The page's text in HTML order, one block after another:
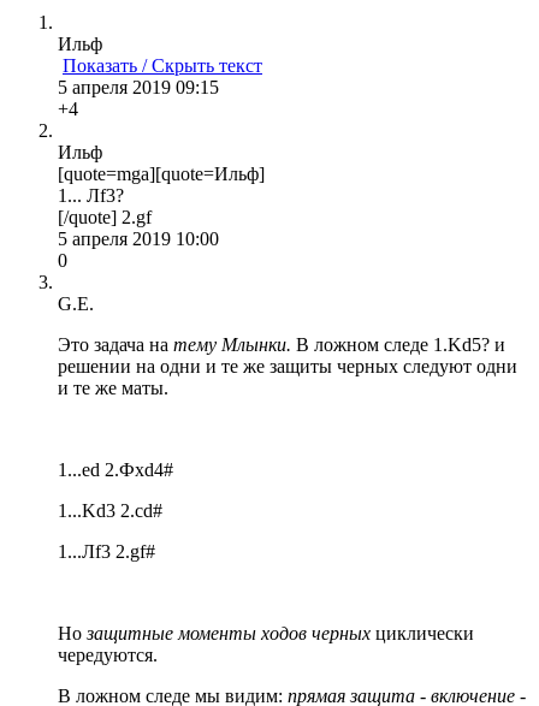
Ильф
Показать / Скрыть текст
5 апреля 2019 09:15
+4
Ильф
[quote=mga][quote=Ильф]
1... Лf3?
[/quote] 2.gf
5 апреля 2019 10:00
0
G.E.
Это задача на тему Млынки. В ложном следе 1.Kd5? и
решении на одни и те же защиты черных следуют одни
и те же маты.
1...ed 2.Фхd4#
1...Kd3 2.cd#
1...Лf3 2.gf#
Нозащитные моменты ходов черных циклически
чередуются.
В ложном следе мы видим: прямая защита - включение -